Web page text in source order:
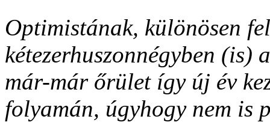
Optimistának, különösen
kétezerhuszonnégyben (is)
már-már őrület így új év
folyamán, úgyhogy nem is